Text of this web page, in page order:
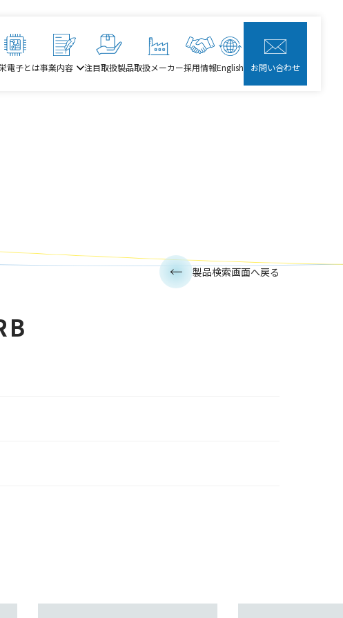
電子とは事業内容 注目取扱製品取扱メーカー採用情報English お問い合わせ
製品検索画面へ戻る